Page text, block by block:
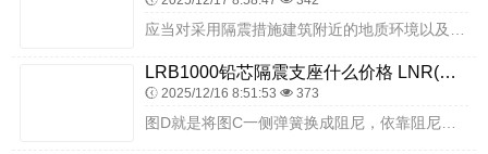
应当对采用隔震措施建筑附近的地质环境以及建筑地基进行科学地研究和勘测，隔震建筑附近应当具有较为坚实的地质条件。橡胶层：作为支座的主要减震元件，能够吸收和分散地震...
LRB1000铅芯隔震支座什么价格 LNR(H)D370*127隔震支座厂家 建筑减震隔震支座工厂
2025/12/16 8:51:53 373